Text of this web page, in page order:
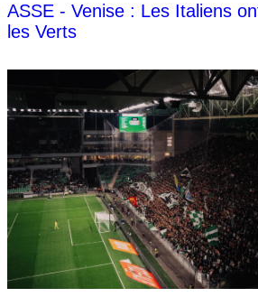
ASSE - Venise : Les Italiens
les Verts